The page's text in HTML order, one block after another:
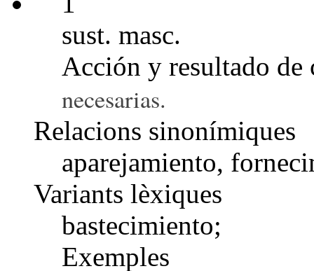
sust. masc.
Acción y resultado de
necesarias.
Relacions sinonímiques
aparejamiento,
Variants lèxiques
bastecimiento;
Exemples